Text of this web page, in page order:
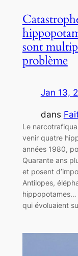
sont
problème
Jan 13,
dans
Le
venir quatre
années 1980,
Quarante ans
et posent
Antilopes,
hippopotames…
qui évoluaient